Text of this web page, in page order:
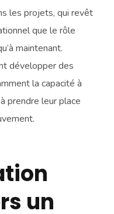
les projets, qui revêt
que le rôle
maintenant.
développer des
la capacité à
prendre leur place
un